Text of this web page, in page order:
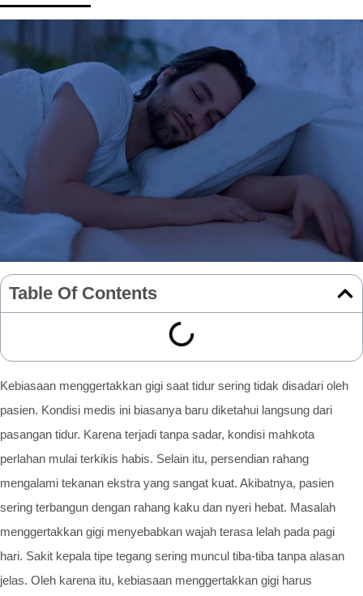
Table Of Contents
Kebiasaan menggertakkan gigi saat tidur sering tidak disadari oleh
pasien. Kondisi medis ini biasanya baru diketahui langsung dari
pasangan tidur. Karena terjadi tanpa sadar, kondisi mahkota
perlahan mulai terkikis habis. Selain itu, persendian rahang
mengalami tekanan ekstra yang sangat kuat. Akibatnya, pasien
sering terbangun dengan rahang kaku dan nyeri hebat. Masalah
menggertakkan gigi menyebabkan wajah terasa lelah pada pagi
hari. Sakit kepala tipe tegang sering muncul tiba-tiba tanpa alasan
jelas. Oleh karena itu, kebiasaan menggertakkan gigi harus